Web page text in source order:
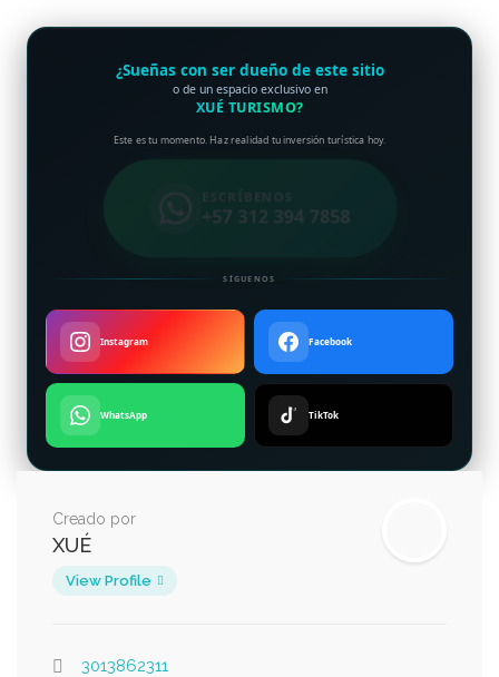
¿Sueñas con ser dueño de este sitio
o de un espacio exclusivo en
XUÉ TURISMO?
Este es tu momento. Haz realidad tu inversión turística hoy.
ESCRÍBENOS
+57 312 394 7858
SÍGUENOS
Instagram Facebook
WhatsApp TikTok
Creado por
XUÉ
View Profile
3013862311